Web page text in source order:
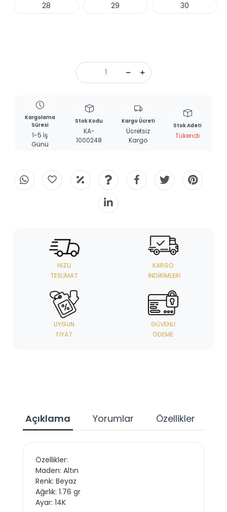
28 29 30
Kargolama
Süresi
1-5 İş
Günü
Stok Kodu
KA-
1000248
Kargo Ücreti
Ücretsiz
Kargo
Stok Adeti
Tükendi
HIZLI
TESLIMAT
KARGO
İNDIRIMLERI
UYGUN
FIYAT
GÜVENLI
ÖDEME
Açıklama Yorumlar Özellikler
Özellikler:
Maden: Altın
Renk: Beyaz
Ağırlık: 1.76 gr
Ayar: 14K